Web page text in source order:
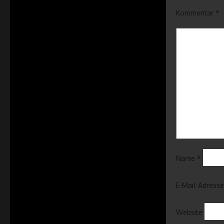
Kommentar *
Name *
E-Mail-
Website